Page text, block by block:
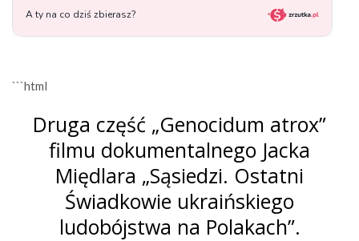
```html
Druga część „Genocidum atrox”
filmu dokumentalnego Jacka
Międlara „Sąsiedzi. Ostatni
Świadkowie ukraińskiego
ludobójstwa na Polakach”.